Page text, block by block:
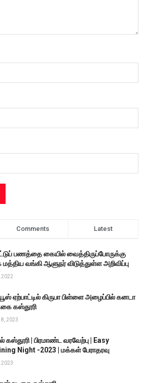
Comments Latest
பணத்தை கையில் வைத்திருப்போருக்கு
வங்கி ஆளுநர் விடுத்துள்ள அறிவிப்பு
2022
ஏற்பாட்டில் கிருபா பிள்ளை அழைப்பில் கனடா
கஸ்தூரி
8, 2023
கஸ்தூரி | பிரமாண்ட வரவேற்பு | Easy
Night -2023 | மக்கள் பேராதரவு
2023